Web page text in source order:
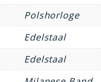
Polshorloge
Edelstaal
Edelstaal